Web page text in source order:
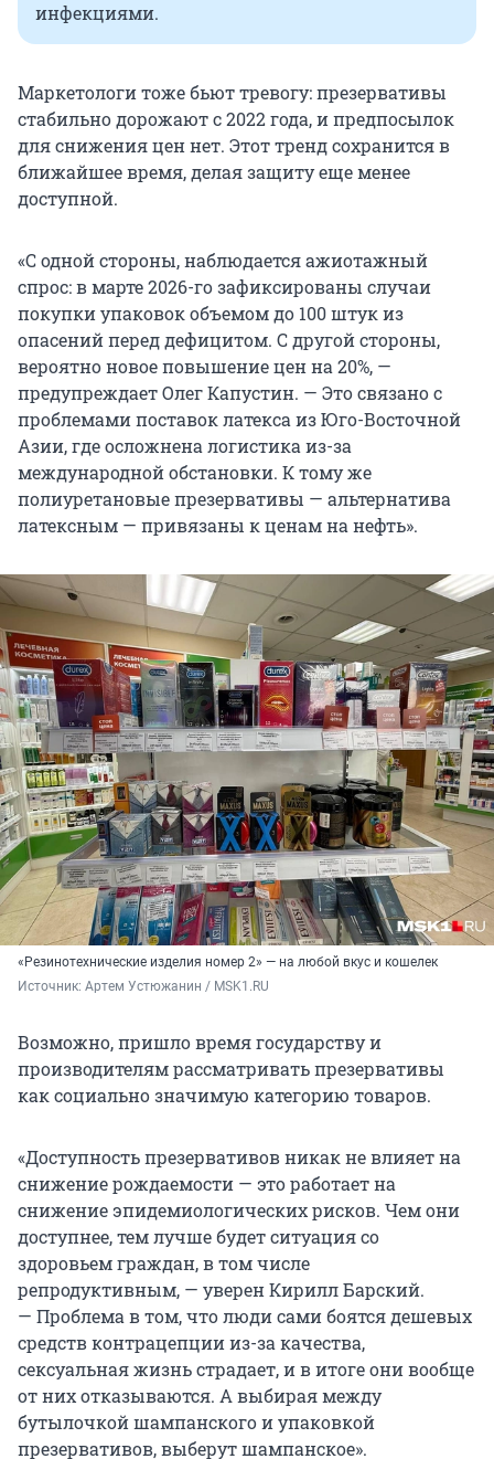
инфекциями.
Маркетологи тоже бьют тревогу: презервативы
стабильно дорожают с 2022 года, и предпосылок
для снижения цен нет. Этот тренд сохранится в
ближайшее время, делая защиту еще менее
доступной.
«С одной стороны, наблюдается ажиотажный
спрос: в марте 2026-го зафиксированы случаи
покупки упаковок объемом до 100 штук из
опасений перед дефицитом. С другой стороны,
вероятно новое повышение цен на 20%, —
предупреждает Олег Капустин. — Это связано с
проблемами поставок латекса из Юго-Восточной
Азии, где осложнена логистика из-за
международной обстановки. К тому же
полиуретановые презервативы — альтернатива
латексным — привязаны к ценам на нефть».
«Резинотехнические изделия номер 2» — на любой вкус и кошелек
Источник: Артем Устюжанин / MSK1.RU
Возможно, пришло время государству и
производителям рассматривать презервативы
как социально значимую категорию товаров.
«Доступность презервативов никак не влияет на
снижение рождаемости — это работает на
снижение эпидемиологических рисков. Чем они
доступнее, тем лучше будет ситуация со
здоровьем граждан, в том числе
репродуктивным, — уверен Кирилл Барский.
— Проблема в том, что люди сами боятся дешевых
средств контрацепции из-за качества,
сексуальная жизнь страдает, и в итоге они вообще
от них отказываются. А выбирая между
бутылочкой шампанского и упаковкой
презервативов, выберут шампанское».